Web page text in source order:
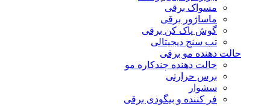
مسواک برقی
ماساژور برقی
گوش پاک کن برقی
تب سنج دیجیتالی
حالت دهنده مو برقی
حالت دهنده چندکاره مو
برس حرارتی
سشوار
فر کننده و بیگودی برقی